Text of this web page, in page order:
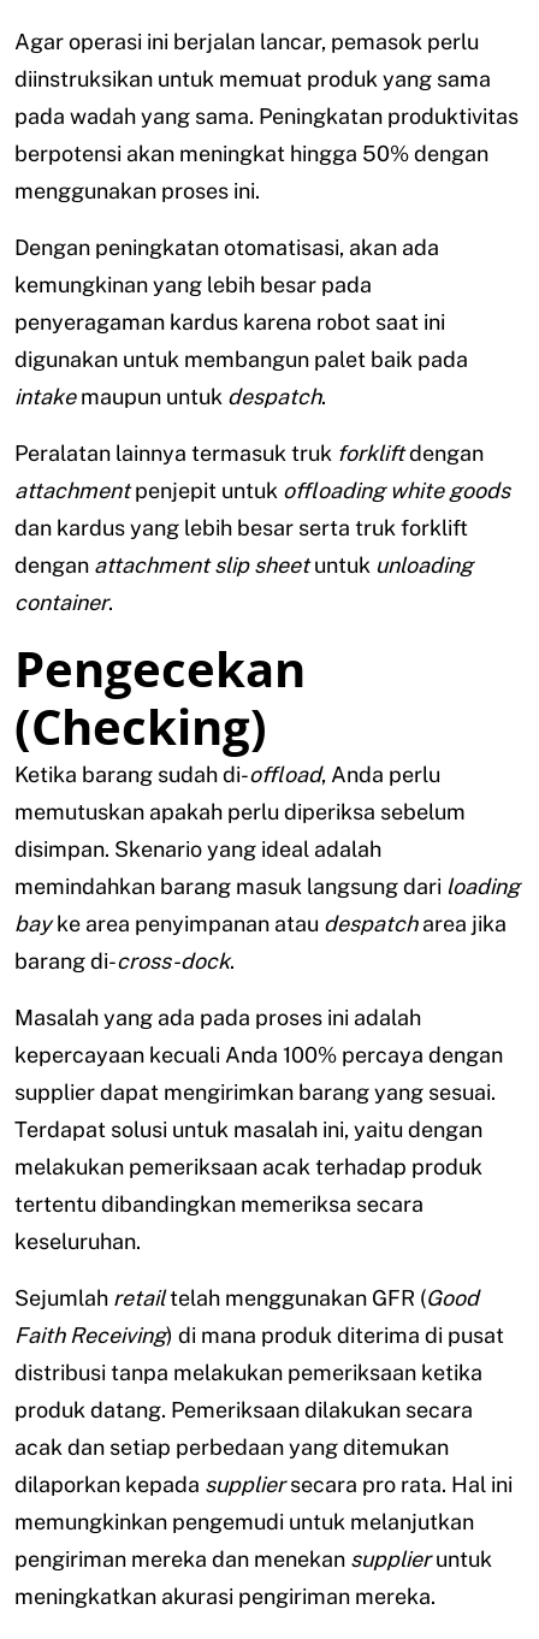
Agar operasi ini berjalan lancar, pemasok perlu
diinstruksikan untuk memuat produk yang sama
pada wadah yang sama. Peningkatan produktivitas
berpotensi akan meningkat hingga 50% dengan
menggunakan proses ini.
Dengan peningkatan otomatisasi, akan ada
kemungkinan yang lebih besar pada
penyeragaman kardus karena robot saat ini
digunakan untuk membangun palet baik pada
intakemaupun untuk despatch.
Peralatan lainnya termasuk truk forkliftdengan
attachmentpenjepit untuk offloading white goods
dan kardus yang lebih besar serta truk forklift
dengan attachment slip sheetuntuk unloading
container.
Pengecekan
(Checking)
Ketika barang sudah di-offload, Anda perlu
memutuskan apakah perlu diperiksa sebelum
disimpan. Skenario yang ideal adalah
memindahkan barang masuk langsung dari loading
bayke area penyimpanan atau despatcharea jika
barang di-cross-dock.
Masalah yang ada pada proses ini adalah
kepercayaan kecuali Anda 100% percaya dengan
supplier dapat mengirimkan barang yang sesuai.
Terdapat solusi untuk masalah ini, yaitu dengan
melakukan pemeriksaan acak terhadap produk
tertentu dibandingkan memeriksa secara
keseluruhan.
Sejumlah retailtelah menggunakan GFR (Good
Faith Receiving) di mana produk diterima di pusat
distribusi tanpa melakukan pemeriksaan ketika
produk datang. Pemeriksaan dilakukan secara
acak dan setiap perbedaan yang ditemukan
dilaporkan kepada suppliersecara pro rata. Hal ini
memungkinkan pengemudi untuk melanjutkan
pengiriman mereka dan menekan supplieruntuk
meningkatkan akurasi pengiriman mereka.